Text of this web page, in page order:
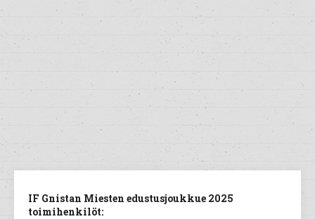
IF Gnistan Miesten edustusjoukkue 2025
toimihenkilöt: